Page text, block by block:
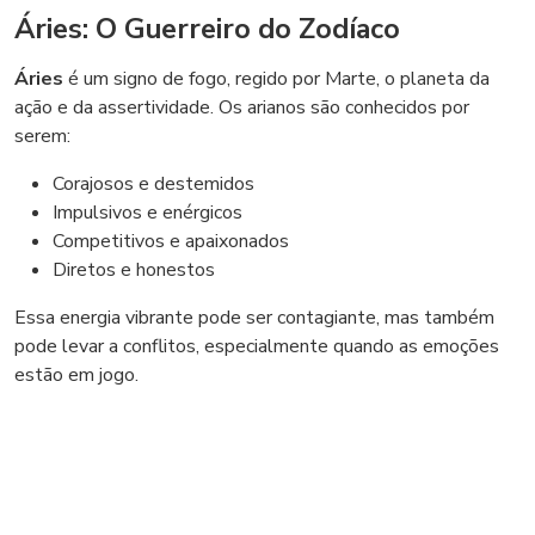
Áries: O Guerreiro do Zodíaco
Áries é um signo de fogo, regido por Marte, o planeta da
ação e da assertividade. Os arianos são conhecidos por
serem:
Corajosos e destemidos
Impulsivos e enérgicos
Competitivos e apaixonados
Diretos e honestos
Essa energia vibrante pode ser contagiante, mas também
pode levar a conflitos, especialmente quando as emoções
estão em jogo.